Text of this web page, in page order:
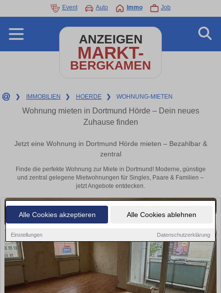
Alle Cookies akzeptieren Alle Cookies ablehnen
Einstellungen Datenschutzerklärung
Event Auto Immo Job
ANZEIGEN
MARKT-
BERGKAMEN
❯ IMMOBILIEN ❯ HOERDE ❯ WOHNUNG-MIETEN
Wohnung mieten in Dortmund Hörde – Dein neues
Zuhause finden
Jetzt eine Wohnung in Dortmund Hörde mieten – Bezahlbar &
zentral
Finde die perfekte Wohnung zur Miete in Dortmund! Moderne, günstige
und zentral gelegene Mietwohnungen für Singles, Paare & Familien –
jetzt Angebote entdecken.